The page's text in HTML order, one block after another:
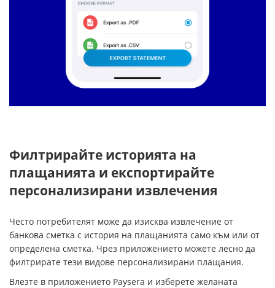
Филтрирайте историята на
плащанията и експортирайте
персонализирани извлечения
Често потребителят може да изисква извлечение от
банкова сметка с история на плащанията само към или от
определена сметка. Чрез приложението можете лесно да
филтрирате тези видове персонализирани плащания.
Влезте в приложението Paysera и изберете желаната